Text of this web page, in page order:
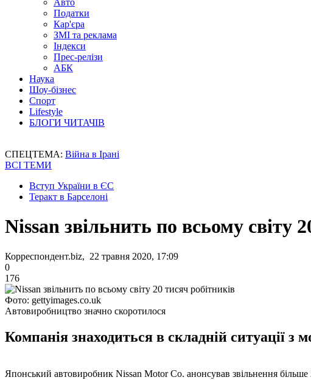
Авто
Податки
Кар'єра
ЗМІ та реклама
Індекси
Прес-релізи
АБК
Наука
Шоу-бізнес
Спорт
Lifestyle
БЛОГИ ЧИТАЧІВ
СПЕЦТЕМА: Війна в Ірані
ВСІ ТЕМИ
Вступ України в ЄС
Теракт в Барселоні
Nissan звільнить по всьому світу
Корреспондент.biz, 22 травня 2020, 17:09
0
176
Фото: gettyimages.co.uk
Автовиробництво значно скоротилося
Компанія знаходиться в складній ситуації
Японський автовиробник Nissan Motor Co. анонсував звільнення